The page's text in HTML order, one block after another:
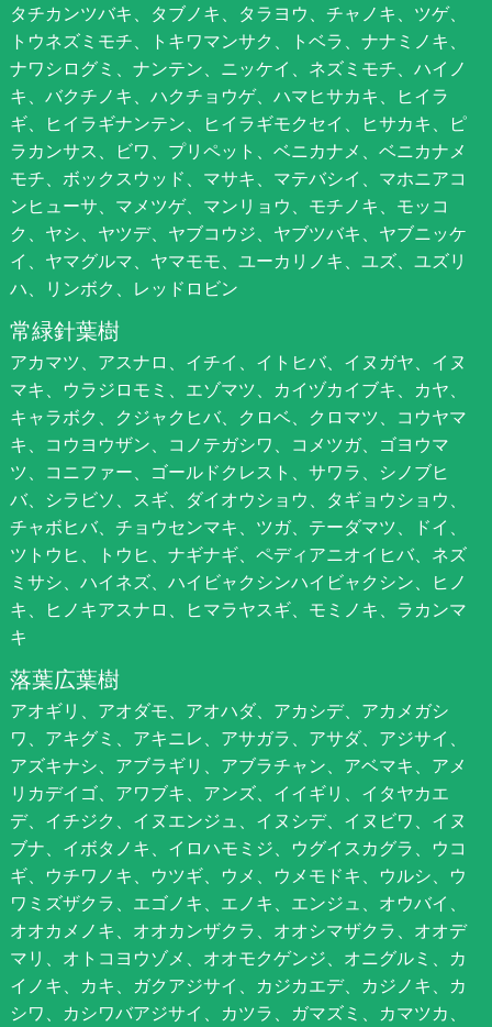
タチカンツバキ、タブノキ、タラヨウ、チャノキ、ツゲ、
トウネズミモチ、トキワマンサク、トベラ、ナナミノキ、
ナワシログミ、ナンテン、ニッケイ、ネズミモチ、ハイノ
キ、バクチノキ、ハクチョウゲ、ハマヒサカキ、ヒイラ
ギ、ヒイラギナンテン、ヒイラギモクセイ、ヒサカキ、ピ
ラカンサス、ビワ、プリペット、ベニカナメ、ベニカナメ
モチ、ボックスウッド、マサキ、マテバシイ、マホニアコ
ンヒューサ、マメツゲ、マンリョウ、モチノキ、モッコ
ク、ヤシ、ヤツデ、ヤブコウジ、ヤブツバキ、ヤブニッケ
イ、ヤマグルマ、ヤマモモ、ユーカリノキ、ユズ、ユズリ
ハ、リンボク、レッドロビン
常緑針葉樹
アカマツ、アスナロ、イチイ、イトヒバ、イヌガヤ、イヌ
マキ、ウラジロモミ、エゾマツ、カイヅカイブキ、カヤ、
キャラボク、クジャクヒバ、クロベ、クロマツ、コウヤマ
キ、コウヨウザン、コノテガシワ、コメツガ、ゴヨウマ
ツ、コニファー、ゴールドクレスト、サワラ、シノブヒ
バ、シラビソ、スギ、ダイオウショウ、タギョウショウ、
チャボヒバ、チョウセンマキ、ツガ、テーダマツ、ドイ、
ツトウヒ、トウヒ、ナギナギ、ペディアニオイヒバ、ネズ
ミサシ、ハイネズ、ハイビャクシンハイビャクシン、ヒノ
キ、ヒノキアスナロ、ヒマラヤスギ、モミノキ、ラカンマ
キ
落葉広葉樹
アオギリ、アオダモ、アオハダ、アカシデ、アカメガシ
ワ、アキグミ、アキニレ、アサガラ、アサダ、アジサイ、
アズキナシ、アブラギリ、アブラチャン、アベマキ、アメ
リカデイゴ、アワブキ、アンズ、イイギリ、イタヤカエ
デ、イチジク、イヌエンジュ、イヌシデ、イヌビワ、イヌ
ブナ、イボタノキ、イロハモミジ、ウグイスカグラ、ウコ
ギ、ウチワノキ、ウツギ、ウメ、ウメモドキ、ウルシ、ウ
ワミズザクラ、エゴノキ、エノキ、エンジュ、オウバイ、
オオカメノキ、オオカンザクラ、オオシマザクラ、オオデ
マリ、オトコヨウゾメ、オオモクゲンジ、オニグルミ、カ
イノキ、カキ、ガクアジサイ、カジカエデ、カジノキ、カ
シワ、カシワバアジサイ、カツラ、ガマズミ、カマツカ、